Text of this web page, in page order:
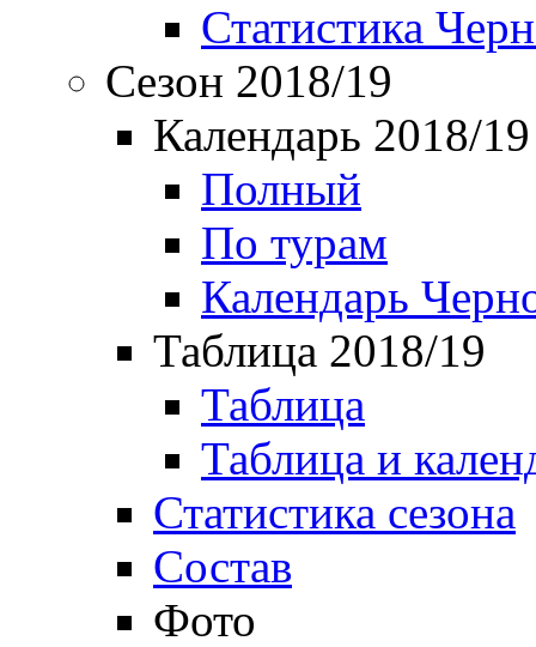
Статистика
Сезон 2018/19
Календарь 2018/19
Полный
По турам
Календарь
Таблица 2018/19
Таблица
Таблица и
Статистика сезона
Состав
Фото